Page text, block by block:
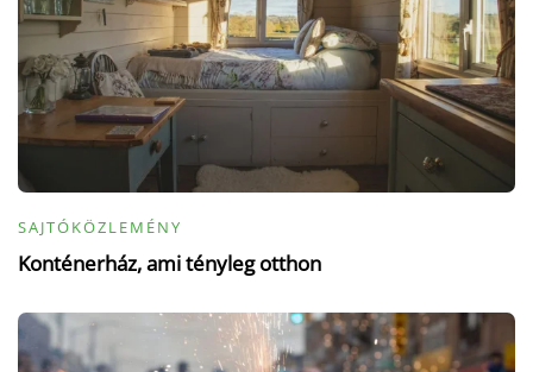
SAJTÓKÖZLEMÉNY
Konténerház, ami tényleg otthon